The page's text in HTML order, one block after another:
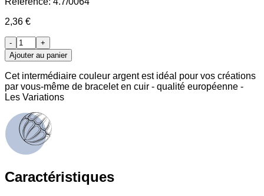
2,36 €
-
+
Ajouter au panier
Cet intermédiaire couleur argent est idéal pour vos créations
par vous-même de bracelet en cuir - qualité européenne -
Les Variations
Caractéristiques